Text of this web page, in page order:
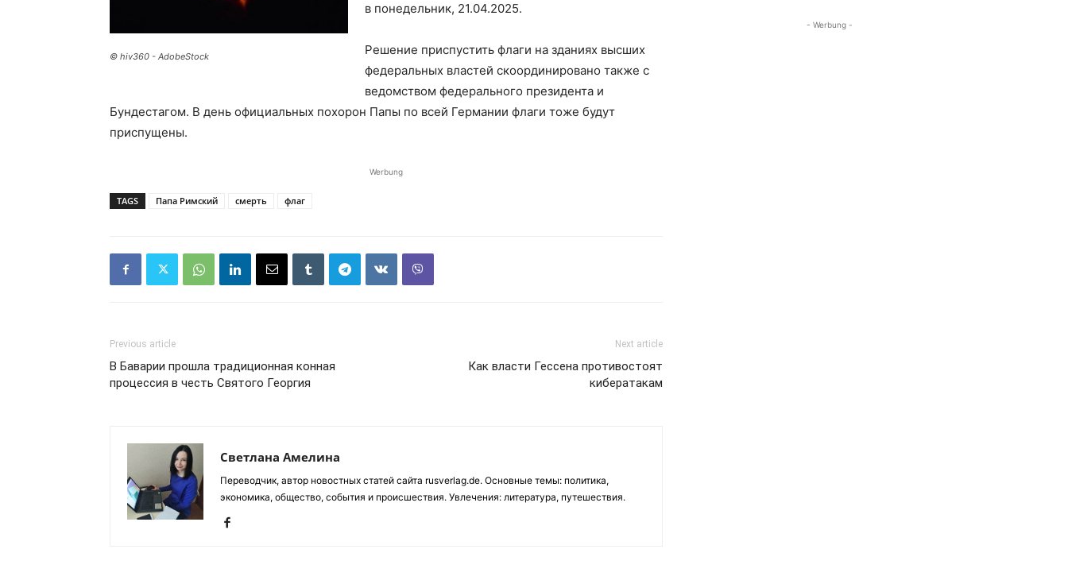
© hiv360 - AdobeStock
в понедельник, 21.04.2025.
Решение приспустить флаги на зданиях высших
федеральных властей скоординировано также с
ведомством федерального президента и
Бундестагом. В день официальных похорон Папы по всей Германии флаги тоже будут
приспущены.
Werbung
TAGS Папа Римский смерть флаг
Previous article
В Баварии прошла традиционная конная
процессия в честь Святого Георгия
Next article
Как власти Гессена противостоят
кибератакам
Светлана Амелина
Переводчик, автор новостных статей сайта rusverlag.de. Основные темы: политика,
экономика, общество, события и происшествия. Увлечения: литература, путешествия.
- Werbung -